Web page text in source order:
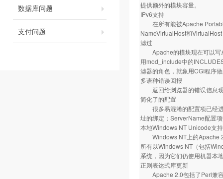
数据库问题
支付问题
提供额外的模块容量。
IPv6支持
在所有能被Apache
NameVirtualHost和
滤过
Apache的模块现在可以写
用mod_include中的
滤器的角色，就象用CGI程序
多语种错误回报
返回给浏览器的错误信息现
简化了的配置
很多易混淆的配置项已经进
址的绑定；ServerName配置
本地Windows NT Unicode支持
Windows NT上的Apache
所有以Windows NT（包括
系统，因为它们仍使用机器本
正则表达式库更新
Apache 2.0包括了Perl兼容